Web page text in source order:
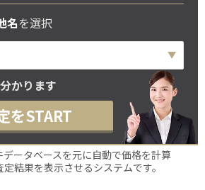
名を選択
かります
をSTART
ータベースを元に自動で価格を計算
結果を表示させるシステムです。